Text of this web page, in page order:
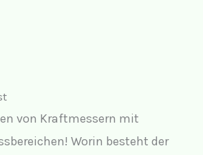
von Kraftmessern mit
Worin besteht der